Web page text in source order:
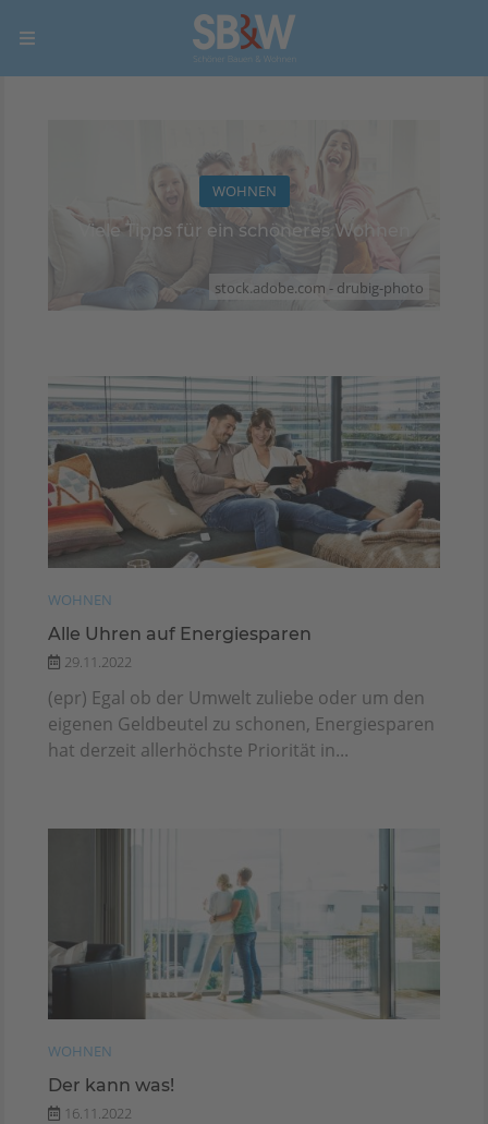
stock.adobe.com - drubig-photo
WOHNEN
Viele Tipps für ein schöneres Wohnen
WOHNEN
Alle Uhren auf Energiesparen
29.11.2022
(epr) Egal ob der Umwelt zuliebe oder um den
eigenen Geldbeutel zu schonen, Energiesparen
hat derzeit allerhöchste Priorität in...
WOHNEN
Der kann was!
16.11.2022